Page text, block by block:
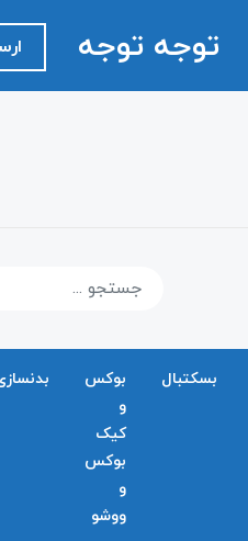
توجه توجه
بسکتبال
بوکس
و
کیک
بوکس
و
ووشو